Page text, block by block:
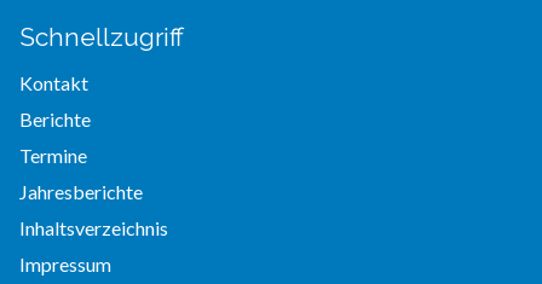
Schnellzugriff
Kontakt
Berichte
Termine
Jahresberichte
Inhaltsverzeichnis
Impressum